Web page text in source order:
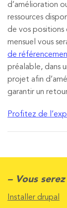
d’amélioration
ressources
de vos
mensuel vous
de
préalable, dans
projet afin
garantir un
Profitez de
– Vous
Installer drupal